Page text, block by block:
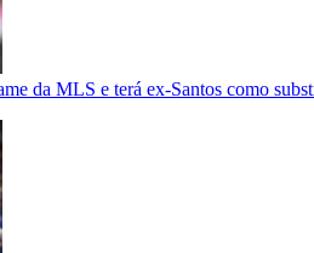
da MLS e terá ex-Santos como